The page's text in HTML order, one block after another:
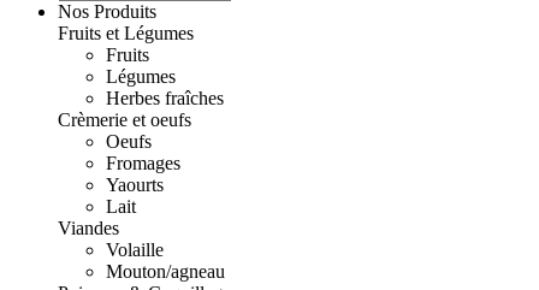
Nos Produits
Fruits et Légumes
Fruits
Légumes
Herbes fraîches
Crèmerie et oeufs
Oeufs
Fromages
Yaourts
Lait
Viandes
Volaille
Mouton/agneau